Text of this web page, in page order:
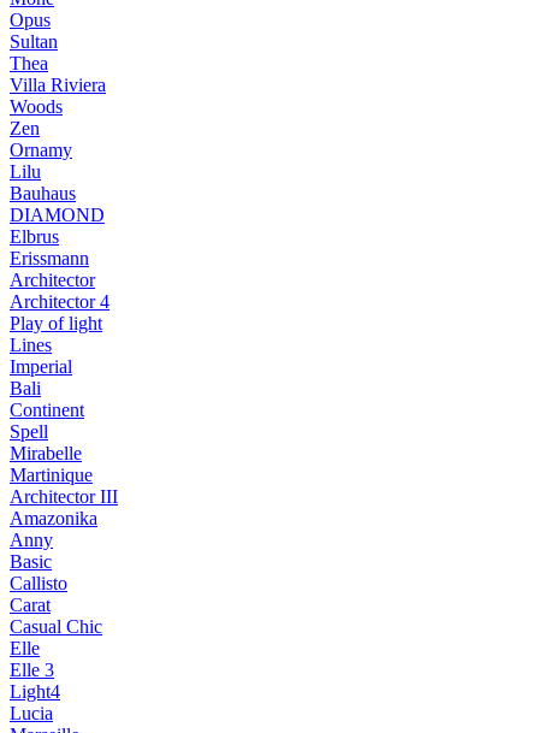
Opus
Sultan
Thea
Villa Riviera
Woods
Zen
Ornamy
Lilu
Bauhaus
DIAMOND
Elbrus
Erissmann
Architector
Architector 4
Play of light
Lines
Imperial
Bali
Continent
Spell
Mirabelle
Martinique
Architector III
Amazonika
Anny
Basic
Callisto
Carat
Casual Chic
Elle
Elle 3
Light4
Lucia